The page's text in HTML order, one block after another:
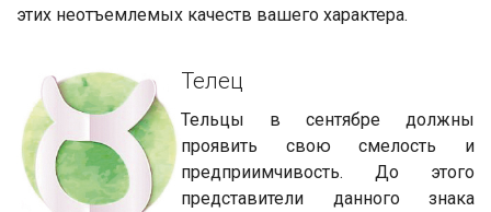
этих неотъемлемых качеств вашего характера.
Телец
Тельцы в сентябре должны
проявить свою смелость и
предприимчивость. До этого
представители данного знака